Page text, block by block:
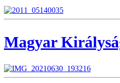
Magyar